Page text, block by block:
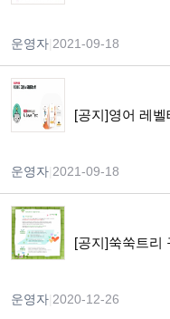
운영자 2021-09-18
운영자 2021-09-18
[공지]쑥쑥트리
운영자 2020-12-26